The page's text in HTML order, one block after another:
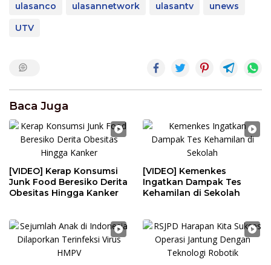
ulasanco
ulasannetwork ulasantv
unews
UTV
Baca Juga
[VIDEO] Kerap Konsumsi
Junk Food Beresiko Derita
Obesitas Hingga Kanker
[VIDEO] Kemenkes
Ingatkan Dampak Tes
Kehamilan di Sekolah